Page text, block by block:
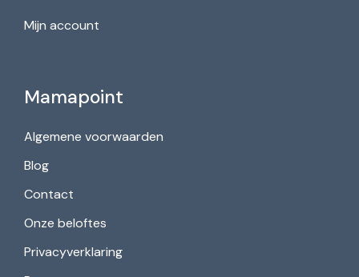
Mijn account
Mamapoint
Algemene voorwaarden
Blog
Contact
Onze beloftes
Privacyverklaring